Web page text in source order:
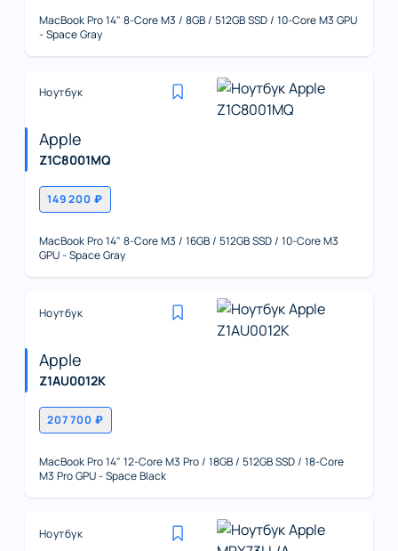
MacBook Pro 14" 8-Core M3 / 8GB / 512GB SSD / 10-Core M3 GPU
- Space Gray
Ноутбук
Apple
Z1C8001MQ
149 200 ₽
MacBook Pro 14" 8-Core M3 / 16GB / 512GB SSD / 10-Core M3
GPU - Space Gray
Ноутбук
Apple
Z1AU0012K
207 700 ₽
MacBook Pro 14" 12-Core M3 Pro / 18GB / 512GB SSD / 18-Core
M3 Pro GPU - Space Black
Ноутбук